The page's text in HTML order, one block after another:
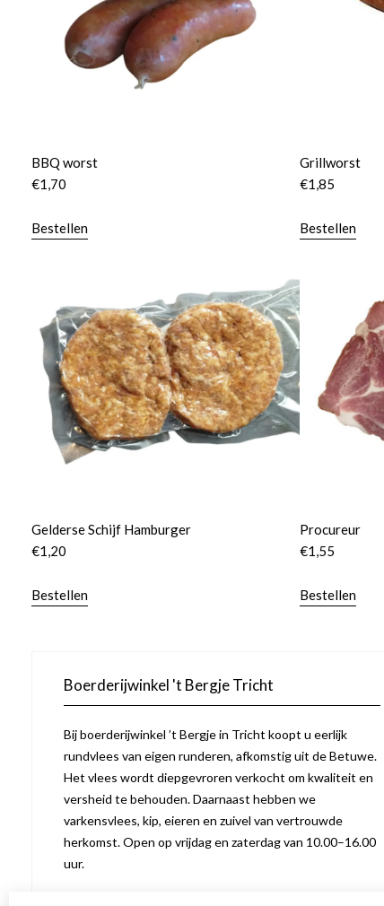
BBQ worst
€1,70
Bestellen
Grillworst
€1,85
Bestellen
Gelderse Schijf Hamburger
€1,20
Bestellen
Procureur
€1,55
Bestellen
Boerderijwinkel 't Bergje Tricht
Bij boerderijwinkel ’t Bergje in Tricht koopt u eerlijk
rundvlees van eigen runderen, afkomstig uit de Betuwe.
Het vlees wordt diepgevroren verkocht om kwaliteit en
versheid te behouden. Daarnaast hebben we
varkensvlees, kip, eieren en zuivel van vertrouwde
herkomst. Open op vrijdag en zaterdag van 10.00–16.00
uur.